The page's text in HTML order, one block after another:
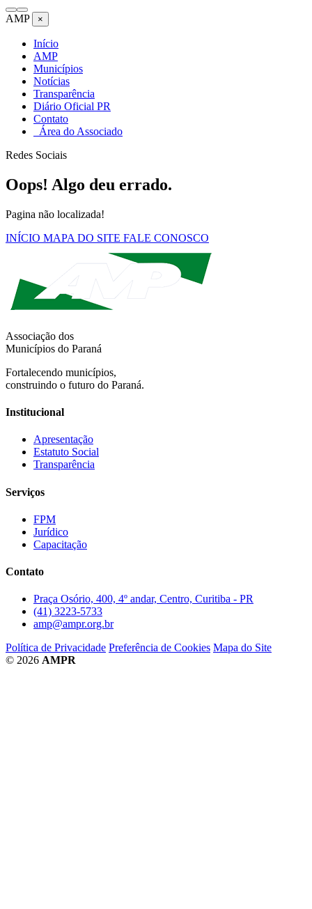
AMP ×
Início
AMP
Municípios
Notícias
Transparência
Diário Oficial PR
Contato
Área do Associado
Redes Sociais
Oops! Algo deu errado.
Pagina não localizada!
INÍCIO MAPA DO SITE FALE CONOSCO
Associação dos
Municípios do Paraná
Fortalecendo municípios,
construindo o futuro do Paraná.
Institucional
Apresentação
Estatuto Social
Transparência
Serviços
FPM
Jurídico
Capacitação
Contato
Praça Osório, 400, 4º andar, Centro, Curitiba - PR
(41) 3223-5733
amp@ampr.org.br
Política de Privacidade Preferência de Cookies Mapa do Site
© 2026 AMPR